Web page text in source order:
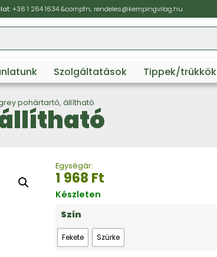
+36 1 264 1634&compfn; rendeles@kempingvilag.hu
Szolgáltatások Tippek/trükkök
pohártartó, állítható
Egységár:
1 968 Ft
Készleten
Szín
Fekete Szürke